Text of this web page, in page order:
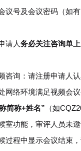
议号及会议密码（如有
请人务必关注咨询单
询：请注册申请人认
网络环境满足视频会
简称+姓名” （如
室功能，审评人员未
过程中显示会议结束